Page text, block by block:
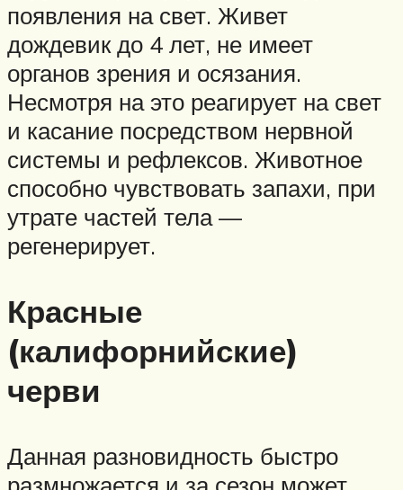
появления на свет. Живет
дождевик до 4 лет, не имеет
органов зрения и осязания.
Несмотря на это реагирует на свет
и касание посредством нервной
системы и рефлексов. Животное
способно чувствовать запахи, при
утрате частей тела —
регенерирует.
Красные
(калифорнийские)
черви
Данная разновидность быстро